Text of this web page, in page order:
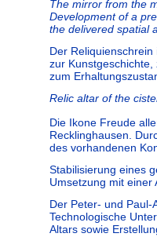
The mirror from the
Development of a
the delivered spatial
Der
zur
zum
Relic altar of the
Die Ikone Freude
Recklinghausen.
des vorhandenen
Stabilisierung eines
Umsetzung mit einer
Der Peter- und Paul-
Technologische
Altars sowie